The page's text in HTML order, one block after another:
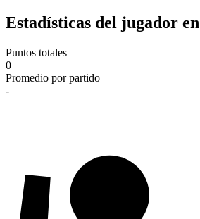
Estadísticas del jugador
Puntos totales
0
Promedio por partido
-